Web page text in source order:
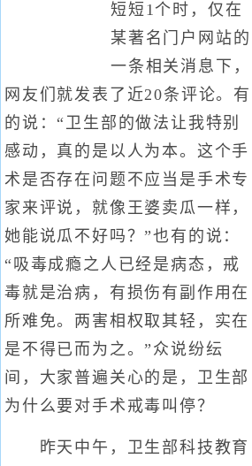
短短1个时，仅在
某著名门户网站的
一条相关消息下，
网友们就发表了近20条评论。有
的说：“卫生部的做法让我特别
感动，真的是以人为本。这个手
术是否存在问题不应当是手术专
家来评说，就像王婆卖瓜一样，
她能说瓜不好吗？”也有的说：
“吸毒成瘾之人已经是病态，戒
毒就是治病，有损伤有副作用在
所难免。两害相权取其轻，实在
是不得已而为之。”众说纷纭
间，大家普遍关心的是，卫生部
为什么要对手术戒毒叫停？
昨天中午，卫生部科技教育